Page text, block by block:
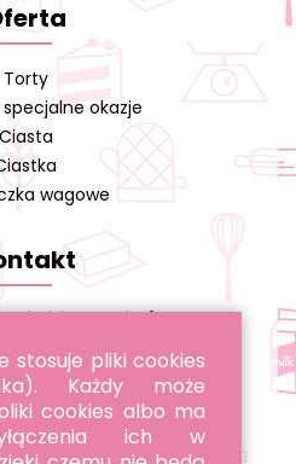
Torty
okazje
Ciasta
wagowe
Cieślikowski s.j.
22 643 96 22
885 051 051
stosuje pliki cookies
Każdy może
cookies albo ma
ich w